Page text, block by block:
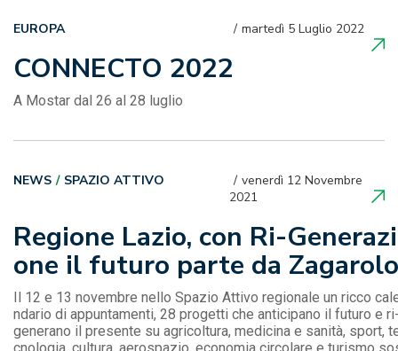
CONNECTO 2022
martedì 5 Luglio 2022
EUROPA
A Mostar dal 26 al 28 luglio
Regione Lazio, con Ri-Generazi
one il futuro parte da Zagarolo
venerdì 12 Novembre
2021
NEWS SPAZIO ATTIVO
Il 12 e 13 novembre nello Spazio Attivo regionale un ricco
ndario di appuntamenti, 28 progetti che anticipano il futuro e
generano il presente su agricoltura, medicina e sanità, sport,